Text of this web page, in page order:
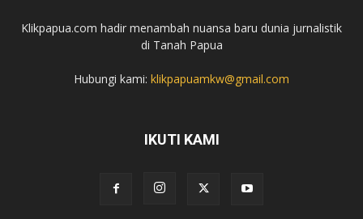
Klikpapua.com hadir menambah nuansa baru dunia jurnalistik
di Tanah Papua
Hubungi kami: klikpapuamkw@gmail.com
IKUTI KAMI